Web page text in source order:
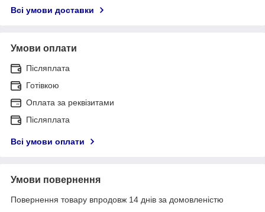
Всі умови доставки
Умови оплати
Післяплата
Готівкою
Оплата за реквізитами
Післяплата
Всі умови оплати
Умови повернення
Повернення товару впродовж 14 днів за домовленістю